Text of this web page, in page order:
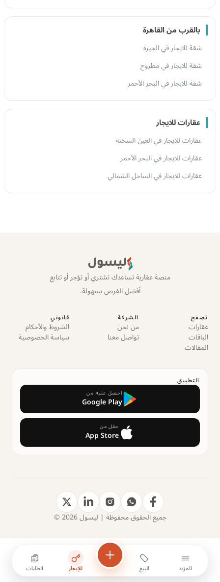
بالقرب من القاهرة
شقة للايجار في الجيزة
شقة للايجار في مطروح
شقة للايجار في البحر الأحمر
عقارات للايجار
عقارات للايجار في العين السخنة
عقارات للايجار في البحر الأحمر
عقارات للايجار في الساحل الشمالي
ليسول
منصة عقارية تساعدك تشتري أو تؤجر أو تتابع
أفضل الفرص بسهولة.
تصفح
عقارات
الباقات
المقالات
الشركة
من نحن
تواصل معنا
قانوني
الشروط والأحكام
سياسة الخصوصية
التطبيق
احصل عليه من
Google Play
حمّل من
App Store
جميع الحقوق محفوظة | ليسول 2026 ©
الطلبات للإيجار للبيع المزيد